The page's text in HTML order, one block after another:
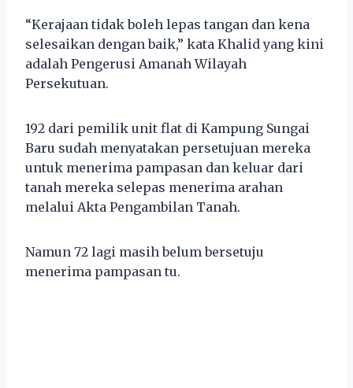
“Kerajaan tidak boleh lepas tangan dan kena
selesaikan dengan baik,” kata Khalid yang kini
adalah Pengerusi Amanah Wilayah
Persekutuan.
192 dari pemilik unit flat di Kampung Sungai
Baru sudah menyatakan persetujuan mereka
untuk menerima pampasan dan keluar dari
tanah mereka selepas menerima arahan
melalui Akta Pengambilan Tanah.
Namun 72 lagi masih belum bersetuju
menerima pampasan tu.